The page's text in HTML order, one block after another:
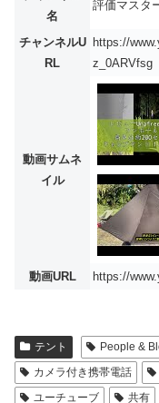
名
評価マスタ
チャンネルU
RL
https://
z_0ARVfsg
動画サムネ
イル
動画URL https://
テント People &
カメラ付き携帯電話
ユーチューブ
共有